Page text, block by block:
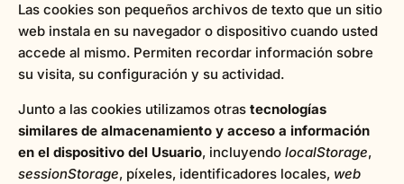
Las cookies son pequeños archivos de texto que un sitio
web instala en su navegador o dispositivo cuando usted
accede al mismo. Permiten recordar información sobre
su visita, su configuración y su actividad.
Junto a las cookies utilizamos otras tecnologías
similares de almacenamiento y acceso a información
en el dispositivo del Usuario, incluyendo localStorage,
sessionStorage, píxeles, identificadores locales, web